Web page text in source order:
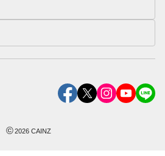
©2026 CAINZ